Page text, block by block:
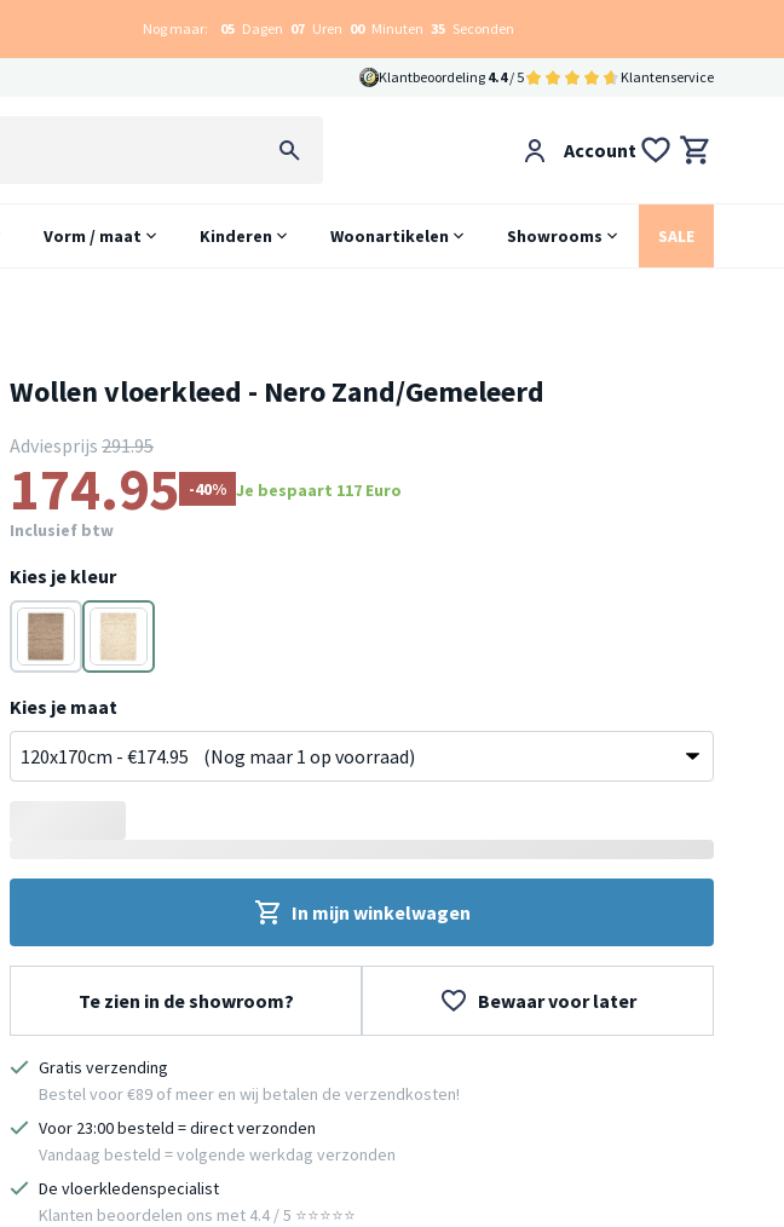
Nog maar: 05 Dagen 07 Uren 00 Minuten 34 Seconden
Klantbeoordeling 4.4/ 5 Klantenservice
Account
Vorm / maat Kinderen Woonartikelen Showrooms SALE
Wollen vloerkleed - Nero Zand/Gemeleerd
Adviesprijs 291.95
174.95 -40% Je bespaart 117 Euro
Inclusief btw
Kies je kleur
Bruin
Zand
Kies je maat
In mijn winkelwagen
Te zien in de showroom? Bewaar voor later
Gratis verzending
Bestel voor €89 of meer en wij betalen de verzendkosten!
Voor 23:00 besteld = direct verzonden
Vandaag besteld = volgende werkdag verzonden
De vloerkledenspecialist
Klanten beoordelen ons met 4.4 / 5 ⭐⭐⭐⭐⭐